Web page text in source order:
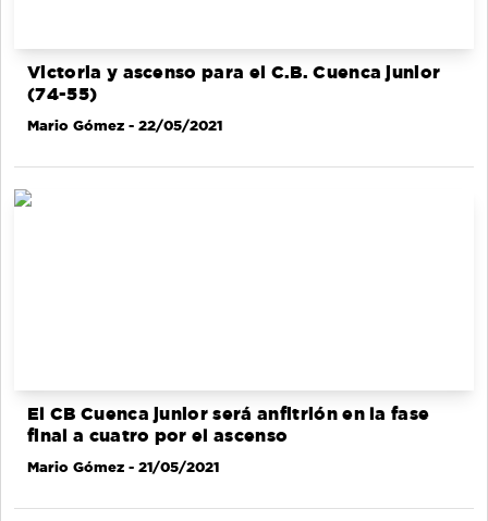
Victoria y ascenso para el C.B. Cuenca junior
(74-55)
Mario Gómez - 22/05/2021
El CB Cuenca junior será anfitrión en la fase
final a cuatro por el ascenso
Mario Gómez - 21/05/2021